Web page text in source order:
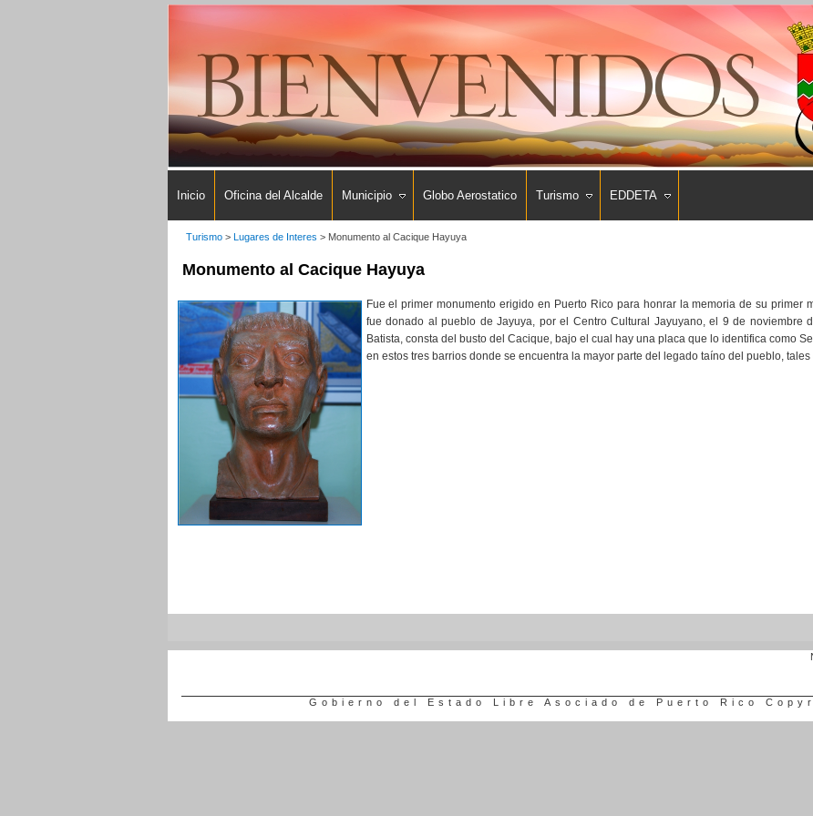
Inicio Oficina del Alcalde Municipio Globo Aerostatico Turismo EDDETA
Turismo> Lugares de Interes > Monumento al Cacique Hayuya
Monumento al Cacique Hayuya
Fue el primer monumento erigido en Puerto Rico para honrar la memoria de su primer
fue donado al pueblo de Jayuya, por el Centro Cultural Jayuyano, el 9 de noviembre
Batista, consta del busto del Cacique, bajo el cual hay una placa que lo identifica como
en estos tres barrios donde se encuentra la mayor parte del legado taíno del pueblo,
Gobierno del Estado Libre Asociado de Puerto Rico